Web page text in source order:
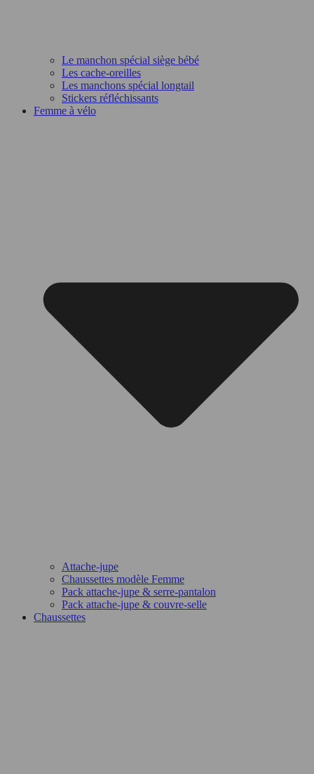
Le manchon spécial siège bébé
Les cache-oreilles
Les manchons spécial longtail
Stickers réfléchissants
Femme à vélo
Attache-jupe
Chaussettes modèle Femme
Pack attache-jupe & serre-pantalon
Pack attache-jupe & couvre-selle
Chaussettes